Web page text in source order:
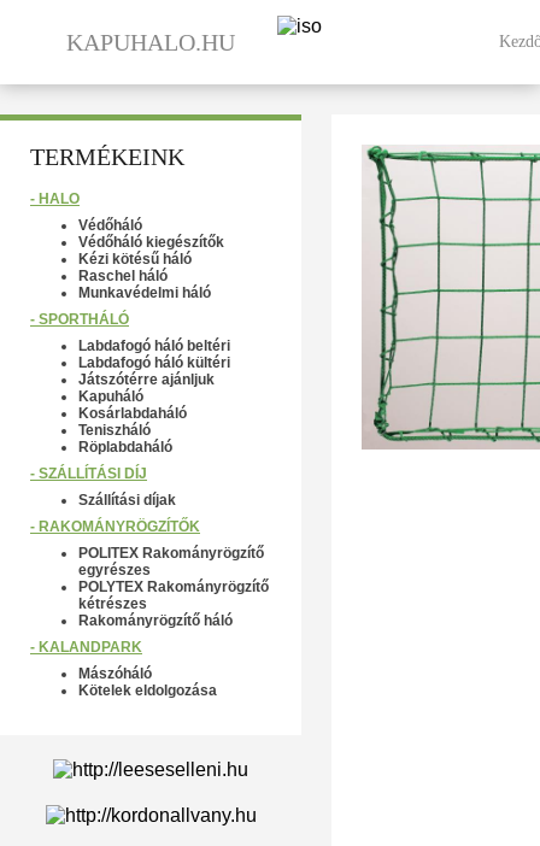
KAPUHALO.HU
TERMÉKEINK
- HÁLÓ
Védőháló
Védőháló kiegészítők
Kézi kötésű háló
Raschel háló
Munkavédelmi háló
- SPORTHÁLÓ
Labdafogó háló beltéri
Labdafogó háló kültéri
Játszótérre ajánljuk
Kapuháló
Kosárlabdaháló
Teniszháló
Röplabdaháló
- SZÁLLÍTÁSI DÍJ
Szállítási díjak
- RAKOMÁNYRÖGZÍTŐK
POLITEX Rakományrögzítő
egyrészes
POLYTEX Rakományrögzítő
kétrészes
Rakományrögzítő háló
- KALANDPARK
Mászóháló
Kötelek eldolgozása